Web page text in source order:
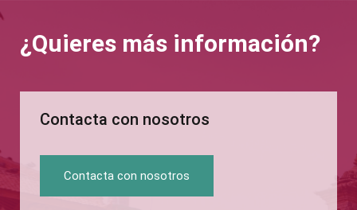
¿Quieres más información?
Contacta con nosotros
Contacta con nosotros